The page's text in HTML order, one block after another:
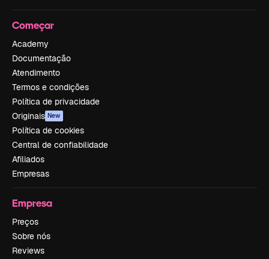
Começar
Academy
Documentação
Atendimento
Termos e condições
Política de privacidade
Originais New
Política de cookies
Central de confiabilidade
Afiliados
Empresas
Empresa
Preços
Sobre nós
Reviews